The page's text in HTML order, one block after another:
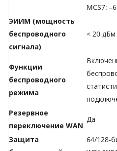
MCS7:
ЭИИМ (мощность
беспроводного
сигнала)
< 20
Функции
беспроводного
режима
Резервное
переключение WAN
Да
Защита
64/128-